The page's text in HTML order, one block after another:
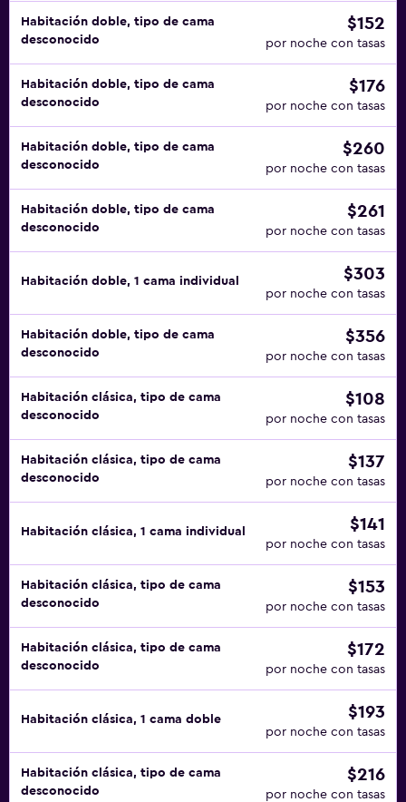
Habitación doble, tipo de cama
desconocido
$152
por noche con tasas
Habitación doble, tipo de cama
desconocido
$176
por noche con tasas
Habitación doble, tipo de cama
desconocido
$260
por noche con tasas
Habitación doble, tipo de cama
desconocido
$261
por noche con tasas
Habitación doble, 1 cama individual $303
por noche con tasas
Habitación doble, tipo de cama
desconocido
$356
por noche con tasas
Habitación clásica, tipo de cama
desconocido
$108
por noche con tasas
Habitación clásica, tipo de cama
desconocido
$137
por noche con tasas
Habitación clásica, 1 cama individual $141
por noche con tasas
Habitación clásica, tipo de cama
desconocido
$153
por noche con tasas
Habitación clásica, tipo de cama
desconocido
$172
por noche con tasas
Habitación clásica, 1 cama doble $193
por noche con tasas
Habitación clásica, tipo de cama
desconocido
$216
por noche con tasas